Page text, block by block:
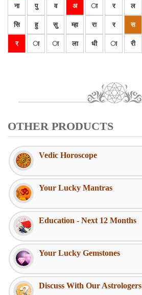
ना पु व अ ा र ल
सि हु सु म्हा रा र स
र ा ा ला धी ा री
OTHER PRODUCTS
Vedic Horoscope
Your Lucky Mantras
Education - Next 12 Months
Your Lucky Gemstones
Discuss With Our Astrologers